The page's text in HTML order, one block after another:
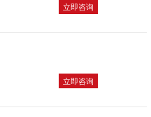
立即咨询
立即咨询